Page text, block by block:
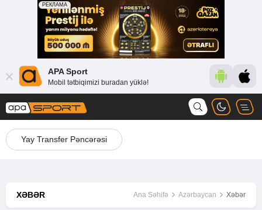
APA Sport
Mobil tətbiqimizi buradan yüklə!
Yay Transfer Pəncərəsi
XƏBƏR Ana Səhifə Azərbaycan Xəbər